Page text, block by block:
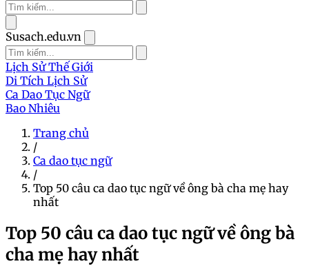
Susach.edu.vn
Lịch Sử Thế Giới
Di Tích Lịch Sử
Ca Dao Tục Ngữ
Bao Nhiêu
Trang chủ
/
Ca dao tục ngữ
/
Top 50 câu ca dao tục ngữ về ông bà cha mẹ hay
nhất
Top 50 câu ca dao tục ngữ về ông bà
cha mẹ hay nhất